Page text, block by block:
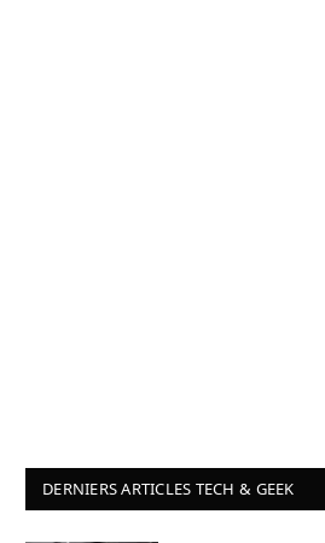
DERNIERS ARTICLES TECH & GEEK